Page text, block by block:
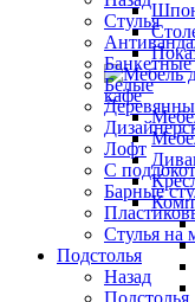
кафе
Стулья
Банкетные
Белые
Лофт
С
Барные
Стулья на
Подстолья
Назад
Подстолья